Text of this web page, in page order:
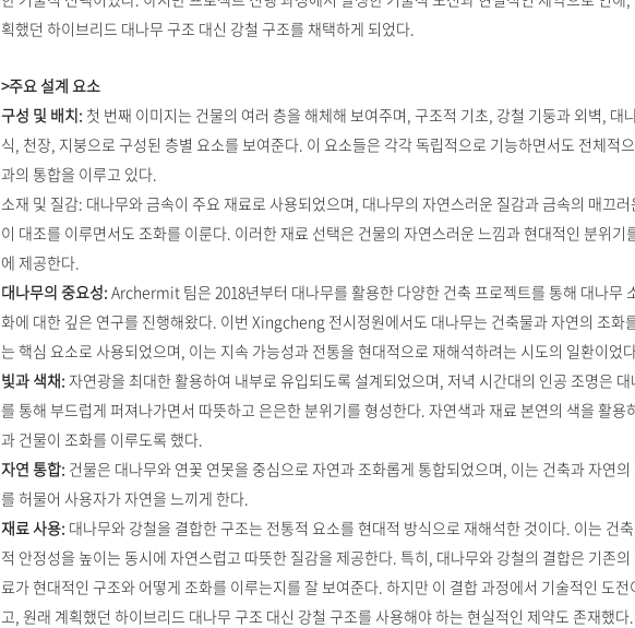
획했던 하이브리드 대나무 구조 대신 강철 구조를 채택하게 되었다.
>주요 설계 요소
구성 및 배치: 첫 번째 이미지는 건물의 여러 층을 해체해 보여주며, 구조적 기초, 강철 기둥과 외벽, 대
식, 천장, 지붕으로 구성된 층별 요소를 보여준다. 이 요소들은 각각 독립적으로 기능하면서도 전체적
과의 통합을 이루고 있다.
소재 및 질감: 대나무와 금속이 주요 재료로 사용되었으며, 대나무의 자연스러운 질감과 금속의 매끄러
이 대조를 이루면서도 조화를 이룬다. 이러한 재료 선택은 건물의 자연스러운 느낌과 현대적인 분위기
에 제공한다.
대나무의 중요성: Archermit 팀은 2018년부터 대나무를 활용한 다양한 건축 프로젝트를 통해 대나무
화에 대한 깊은 연구를 진행해왔다. 이번 Xingcheng 전시정원에서도 대나무는 건축물과 자연의 조화
는 핵심 요소로 사용되었으며, 이는 지속 가능성과 전통을 현대적으로 재해석하려는 시도의 일환이었
빛과 색채: 자연광을 최대한 활용하여 내부로 유입되도록 설계되었으며, 저녁 시간대의 인공 조명은 대
를 통해 부드럽게 퍼져나가면서 따뜻하고 은은한 분위기를 형성한다. 자연색과 재료 본연의 색을 활용
과 건물이 조화를 이루도록 했다.
자연 통합: 건물은 대나무와 연꽃 연못을 중심으로 자연과 조화롭게 통합되었으며, 이는 건축과 자연의
를 허물어 사용자가 자연을 느끼게 한다.
재료 사용: 대나무와 강철을 결합한 구조는 전통적 요소를 현대적 방식으로 재해석한 것이다. 이는 건
적 안정성을 높이는 동시에 자연스럽고 따뜻한 질감을 제공한다. 특히, 대나무와 강철의 결합은 기존의
료가 현대적인 구조와 어떻게 조화를 이루는지를 잘 보여준다. 하지만 이 결합 과정에서 기술적인 도전
고, 원래 계획했던 하이브리드 대나무 구조 대신 강철 구조를 사용해야 하는 현실적인 제약도 존재했다.